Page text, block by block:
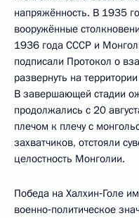
напряжённость. В 1935
вооружённые
1936 года СССР и
подписали Протокол о
развернуть на
В завершающей стадии
продолжались с 20
плечом к плечу с
захватчиков, отстояли
целостность Монголии.
Победа на Халхин‑Голе
военно‑политическое